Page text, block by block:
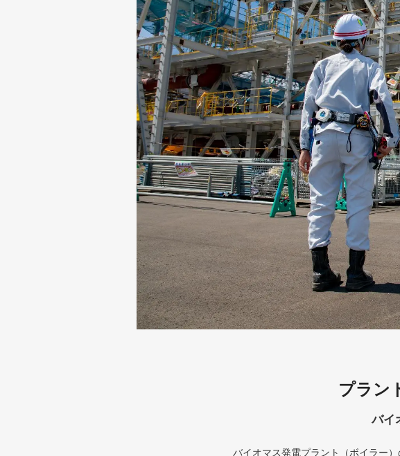
プラン
バイ
バイオマス発電プラント（ボイラー